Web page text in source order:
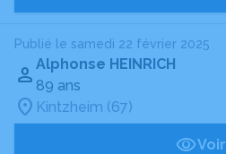
Publié le samedi 22 février 2025
Alphonse HEINRICH
89 ans
Kintzheim (67)
Voir